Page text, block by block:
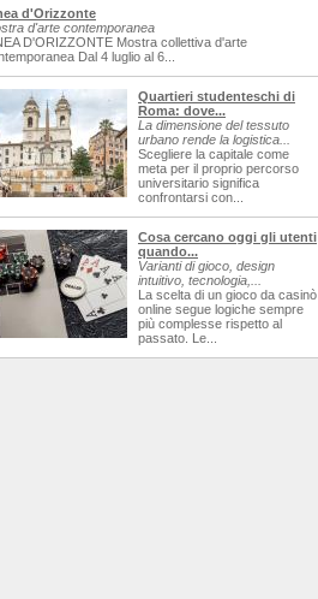
d'Orizzonte
d'arte contemporanea
D'ORIZZONTE Mostra collettiva d'arte
Dal 4 luglio al 6...
Quartieri studenteschi di
Roma: dove...
La dimensione del tessuto
urbano rende la logistica...
Scegliere la capitale come
meta per il proprio percorso
universitario significa
confrontarsi con...
Cosa cercano oggi gli utenti
quando...
Varianti di gioco, design
intuitivo, tecnologia,...
La scelta di un gioco da casinò
online segue logiche sempre
più complesse rispetto al
passato. Le...